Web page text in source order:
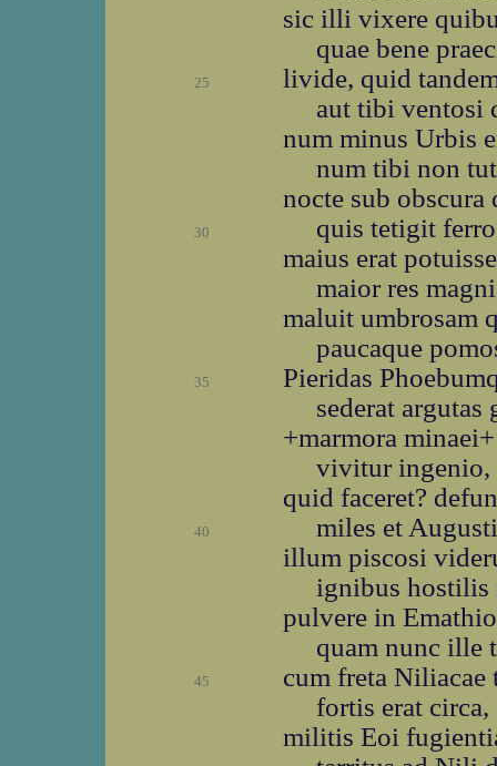
sic illi vixere
quae bene
25
livide, quid
aut tibi ventosi
num minus Urbis
num tibi non
nocte sub
30
quis tetigit
maius erat
maior res
maluit umbrosam
paucaque
35
Pieridas
sederat argutas
+marmora
vivitur ingenio,
quid faceret?
40
miles et
illum piscosi
ignibus hostilis
pulvere in
quam nunc ille
45
cum freta Niliacae
fortis erat
militis Eoi